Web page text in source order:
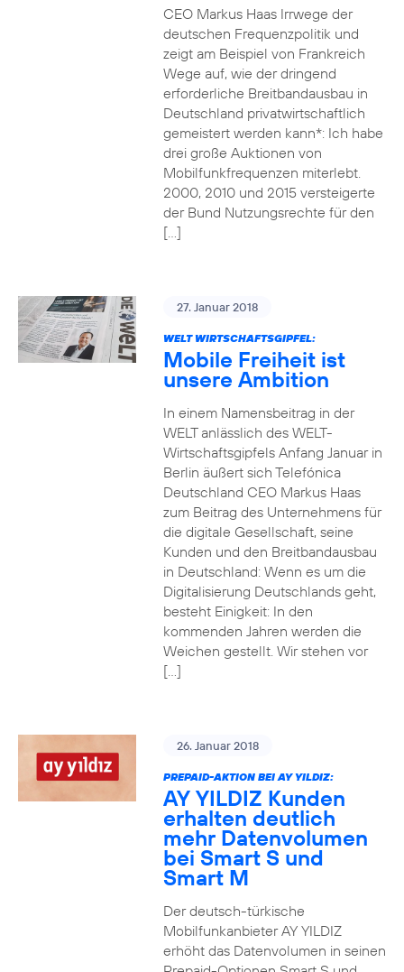
CEO Markus Haas Irrwege der
deutschen Frequenzpolitik und
zeigt am Beispiel von Frankreich
Wege auf, wie der dringend
erforderliche Breitbandausbau in
Deutschland privatwirtschaftlich
gemeistert werden kann*: Ich habe
drei große Auktionen von
Mobilfunkfrequenzen miterlebt.
2000, 2010 und 2015 versteigerte
der Bund Nutzungsrechte für den
[…]
27. Januar 2018
WELT WIRTSCHAFTSGIPFEL:
Mobile Freiheit ist
unsere Ambition
In einem Namensbeitrag in der
WELT anlässlich des WELT-
Wirtschaftsgipfels Anfang Januar in
Berlin äußert sich Telefónica
Deutschland CEO Markus Haas
zum Beitrag des Unternehmens für
die digitale Gesellschaft, seine
Kunden und den Breitbandausbau
in Deutschland: Wenn es um die
Digitalisierung Deutschlands geht,
besteht Einigkeit: In den
kommenden Jahren werden die
Weichen gestellt. Wir stehen vor
[…]
26. Januar 2018
PREPAID-AKTION BEI AY YILDIZ:
AY YILDIZ Kunden
erhalten deutlich
mehr Datenvolumen
bei Smart S und
Smart M
Der deutsch-türkische
Mobilfunkanbieter AY YILDIZ
erhöht das Datenvolumen in seinen